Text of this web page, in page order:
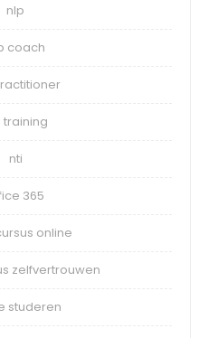
nlp
coach
training
nti
365
online
zelfvertrouwen
studeren